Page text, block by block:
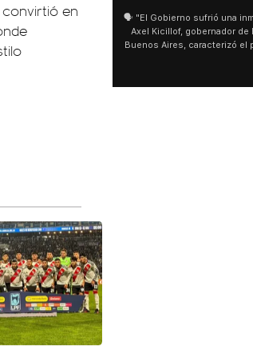
en
una inmensa derrota" 🎙️
de la Provincia de
el proyecto de Ley
la Propiedad Privada
con temas nefastos"
San Cayetano: Jorge
miles de peregrinos en
de Buenos Aires destacó
agua y soportó las bajas
últimos días: "Son